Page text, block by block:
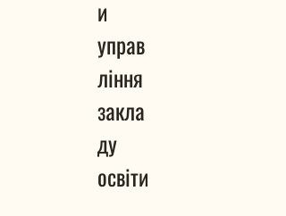
и
управ
ління
закла
ду
освіти